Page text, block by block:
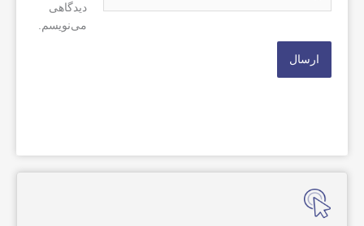
دیدگاهی
می‌نویسم.